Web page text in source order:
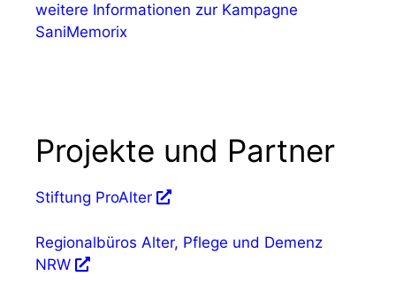
weitere Informationen zur Kampagne
SaniMemorix
Projekte und Partner
Stiftung ProAlter
Regionalbüros Alter, Pflege und Demenz
NRW